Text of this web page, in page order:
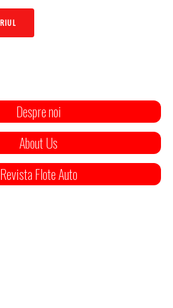
Despre noi
About Us
Revista Flote Auto